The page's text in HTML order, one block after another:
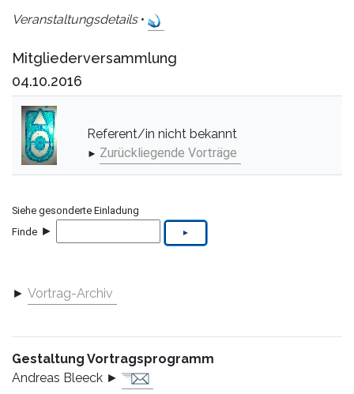
Veranstaltungsdetails•
Mitgliederversammlung
04.10.2016
Referent/in nicht bekannt
► Zurückliegende Vorträge
Siehe gesonderte Einladung
Finde ►
► Vortrag-Archiv
Gestaltung Vortragsprogramm
Andreas Bleeck ►